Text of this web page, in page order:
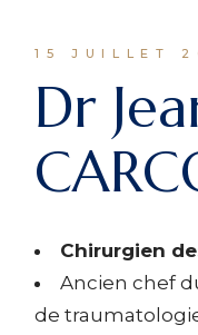
15 JUILLET
Dr
Chirurgien
Ancien chef
de